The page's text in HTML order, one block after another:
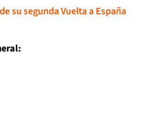
su segunda Vuelta a España